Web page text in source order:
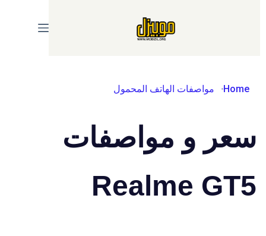
Home مواصفات الهاتف المحمول
سعر و مواصفات
Realme GT5